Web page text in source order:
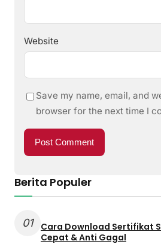
Website
Save my name, email, and
browser for the next time I
Berita Populer
01
Cara Download Sertifikat
Cepat & Anti Gagal